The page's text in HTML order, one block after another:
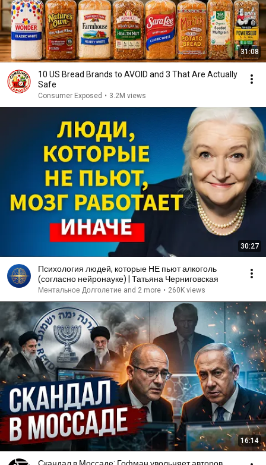
31:08
10 US Bread Brands to AVOID and 3 That Are Actually
Safe
Consumer Exposed • 3.2M views
30:27
Психология людей, которые НЕ пьют алкоголь
(согласно нейронауке) | Татьяна Черниговская
Ментальное Долголетие and 2 more • 260K views
16:14